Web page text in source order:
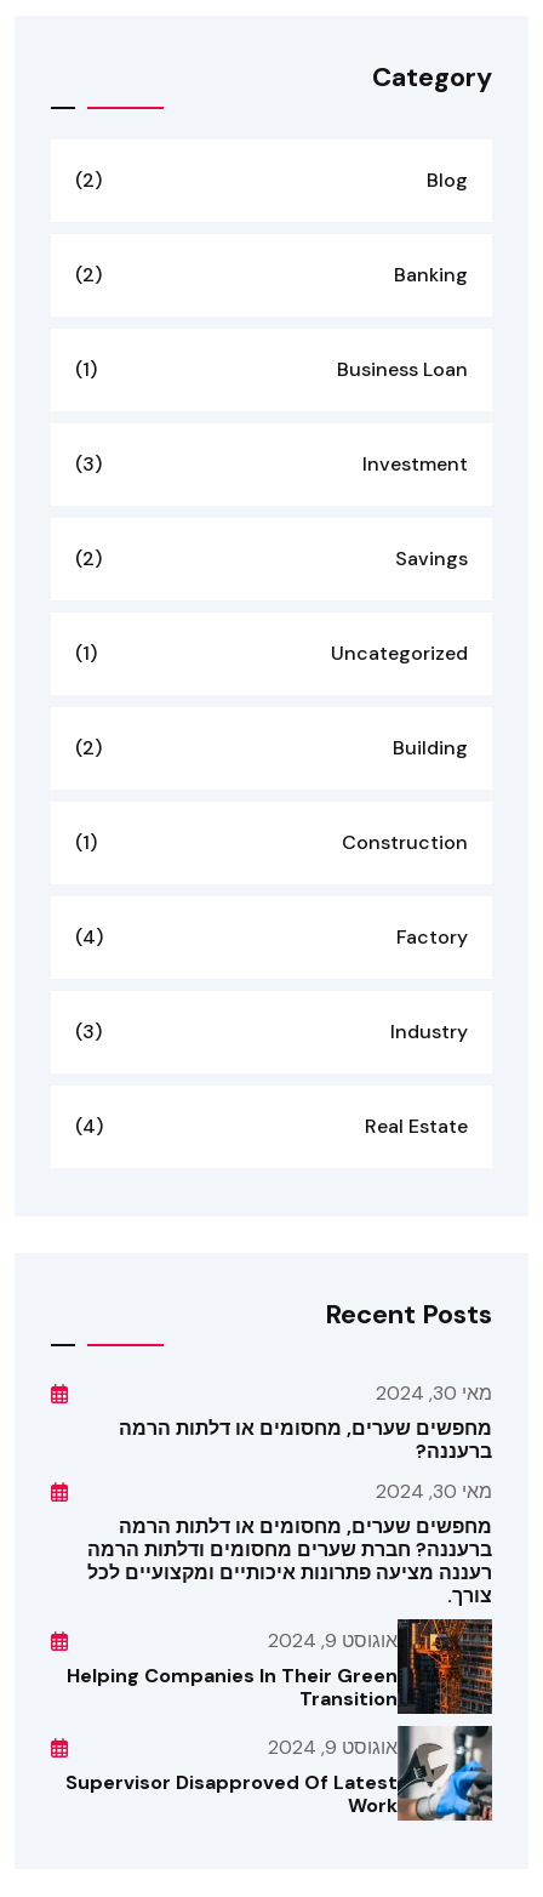
Category
Blog
(2)
Banking
(2)
Business Loan
(1)
Investment
(3)
Savings
(2)
Uncategorized
(1)
Building
(2)
Construction
(1)
Factory
(4)
Industry
(3)
Real Estate
(4)
Recent Posts
מאי 30, 2024
מחפשים שערים, מחסומים או דלתות הרמה
ברעננה?
מאי 30, 2024
מחפשים שערים, מחסומים או דלתות הרמה
ברעננה? חברת שערים מחסומים ודלתות הרמה
רעננה מציעה פתרונות איכותיים ומקצועיים לכל
צורך.
אוגוסט 9, 2024
Helping Companies In Their Green
Transition
אוגוסט 9, 2024
Supervisor Disapproved Of Latest
Work